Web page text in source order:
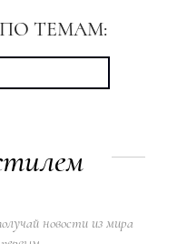
ТЕМАМ:
новости из мира